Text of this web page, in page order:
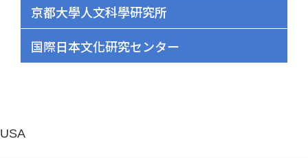
京都大學人文科學研究所
国際日本文化研究センター
USA